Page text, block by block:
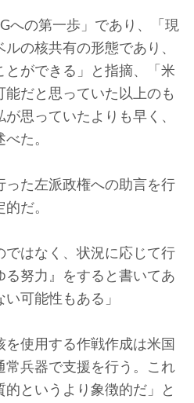
への第一歩」であり、「現
の核共有の形態であり、
とができる」と指摘、「米
能だと思っていた以上のも
思っていたよりも早く、
た。
た左派政権への助言を行
だ。
はなく、状況に応じて行
る努力』をすると書いてあ
可能性もある」
使用する作戦作成は米国
常兵器で支援を行う。これ
的というより象徴的だ」と